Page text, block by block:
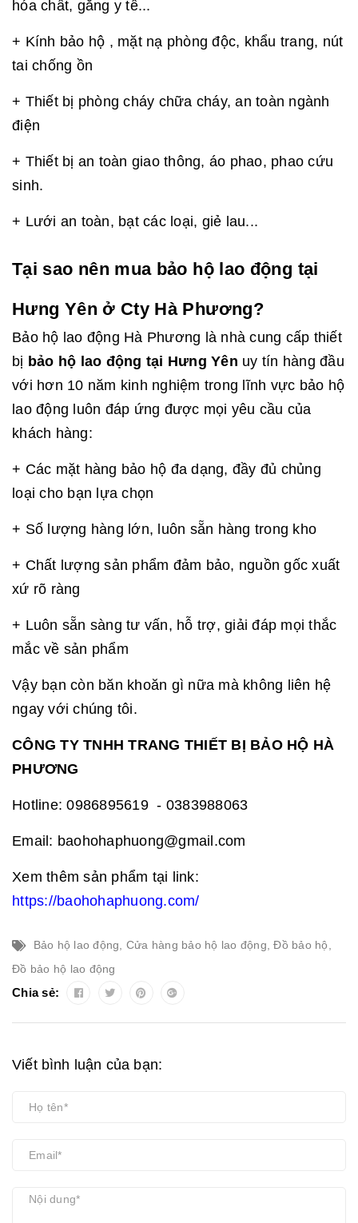
hóa chất, găng y tế...
+ Kính bảo hộ , mặt nạ phòng độc, khẩu trang, nút
tai chống ồn
+ Thiết bị phòng cháy chữa cháy, an toàn ngành
điện
+ Thiết bị an toàn giao thông, áo phao, phao cứu
sinh.
+ Lưới an toàn, bạt các loại, giẻ lau...
Tại sao nên mua bảo hộ lao động tại
Hưng Yên ở Cty Hà Phương?
Bảo hộ lao động Hà Phương là nhà cung cấp thiết
bị bảo hộ lao động tại Hưng Yên uy tín hàng đầu
với hơn 10 năm kinh nghiệm trong lĩnh vực bảo hộ
lao động luôn đáp ứng được mọi yêu cầu của
khách hàng:
+ Các mặt hàng bảo hộ đa dạng, đầy đủ chủng
loại cho bạn lựa chọn
+ Số lượng hàng lớn, luôn sẵn hàng trong kho
+ Chất lượng sản phẩm đảm bảo, nguồn gốc xuất
xứ rõ ràng
+ Luôn sẵn sàng tư vấn, hỗ trợ, giải đáp mọi thắc
mắc về sản phẩm
Vậy bạn còn băn khoăn gì nữa mà không liên hệ
ngay với chúng tôi.
CÔNG TY TNHH TRANG THIẾT BỊ BẢO HỘ HÀ
PHƯƠNG
Hotline: 0986895619 - 0383988063
Email: baohohaphuong@gmail.com
Xem thêm sản phẩm tại link:
https://baohohaphuong.com/
Bảo hộ lao động Cửa hàng bảo hộ lao động ,Đồ bảo hộ
Đồ bảo hộ lao động
Chia sẻ:
Viết bình luận của bạn: